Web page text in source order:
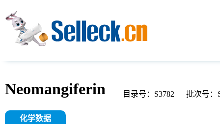
Neomangiferin 目录号：S3782 批次号：
化学数据